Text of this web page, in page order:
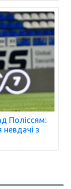
Поліссям:
з